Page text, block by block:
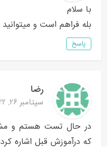
با سلام
بله فراهم است و میتوانید
پاسخ
رضا
سپتامبر 26, 2022 در 7:18 ب.ظ
در حال تست هستم و
که درآموزش قبل اشاره